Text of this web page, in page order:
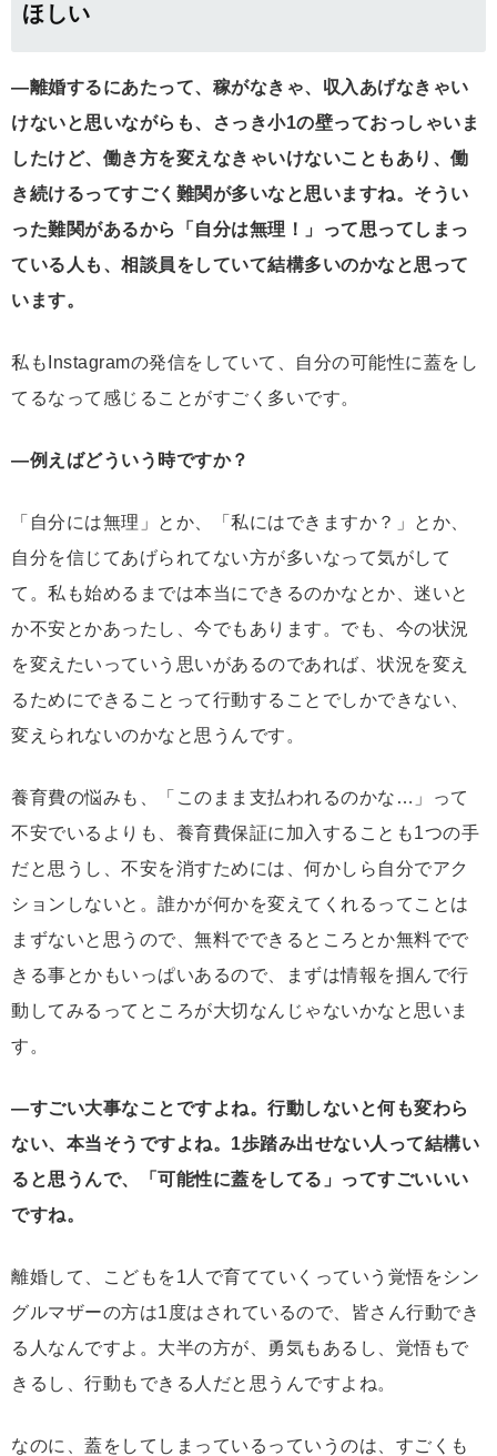
ほしい
―離婚するにあたって、稼がなきゃ、収入あげなきゃい
けないと思いながらも、さっき小1の壁っておっしゃいま
したけど、働き方を変えなきゃいけないこともあり、働
き続けるってすごく難関が多いなと思いますね。そうい
った難関があるから「自分は無理！」って思ってしまっ
ている人も、相談員をしていて結構多いのかなと思って
います。
私もInstagramの発信をしていて、自分の可能性に蓋をし
てるなって感じることがすごく多いです。
―例えばどういう時ですか？
「自分には無理」とか、「私にはできますか？」とか、
自分を信じてあげられてない方が多いなって気がして
て。私も始めるまでは本当にできるのかなとか、迷いと
か不安とかあったし、今でもあります。でも、今の状況
を変えたいっていう思いがあるのであれば、状況を変え
るためにできることって行動することでしかできない、
変えられないのかなと思うんです。
養育費の悩みも、「このまま支払われるのかな…」って
不安でいるよりも、養育費保証に加入することも1つの手
だと思うし、不安を消すためには、何かしら自分でアク
ションしないと。誰かが何かを変えてくれるってことは
まずないと思うので、無料でできるところとか無料でで
きる事とかもいっぱいあるので、まずは情報を掴んで行
動してみるってところが大切なんじゃないかなと思いま
す。
―すごい大事なことですよね。行動しないと何も変わら
ない、本当そうですよね。1歩踏み出せない人って結構い
ると思うんで、「可能性に蓋をしてる」ってすごいいい
ですね。
離婚して、こどもを1人で育てていくっていう覚悟をシン
グルマザーの方は1度はされているので、皆さん行動でき
る人なんですよ。大半の方が、勇気もあるし、覚悟もで
きるし、行動もできる人だと思うんですよね。
なのに、蓋をしてしまっているっていうのは、すごくも